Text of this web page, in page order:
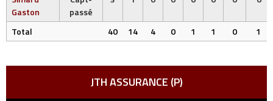
Gaston
passé
Total 40 14 4 0 1 1 0 1
JTH ASSURANCE (P)